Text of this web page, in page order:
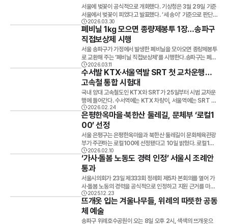
할인 적용 연령을 확대한다.기존 모두의카드가 만 34세까지
청년 혜택을 제공하는 반면 기후동행카드 플러스는 만 39세까
지 적용된다.제대군인 할인도 모두의카드의 만 39세에서 만 4
2세로 확대된다.또 서울시 공공자전거인 따릉이 할인과 서울
달, 서울대공원, 서울식물원 이용 할인 등 서울시 자체 혜택도
포함된다.환급 구조 역시 모두의카드 방식이 적용돼 일반 이용
자는 최대 20%, 청년·어르신·다자녀 가구는 최대 3050% 수
준의 환급을 받을 수 있다고 시는 설명했다. 서울시 "연 1,500
억원 절감"서울시는 새 제도가 시행되면 교통비 지원 예산 부담
구조도 바뀐다고 밝혔다.기존 기후동행카드는 할인 혜택을 서
울시가 전액 부담했지만, 기후동행카드 플러스는 정부와 서울
시가 각각 40%, 60%를 분담하는 구조가 될 것이라고 설명
했다.이에 따라 연간 1,400억1,500억원 규모의 예산 절감 효
과를 기대하고 있다.국토부 "통합 확정된 적 없다"하지만 발표
직후 국토교통부는 해명자료를 내고 "기후동행카드와 모두의
카드 통합은 확정된 사실이 아니다"라고 반박했다.국토부는 서
울시가 지난 6월 5일 기후동행카드의 모두의카드 가입을 요청
해 현재 검토 중인 단계일 뿐이라고 설명했다.특히 정부 예산이
투입되는 사업인 만큼 재정 문제와 시스템 연계 검증 등이 선행
돼야 하는데 서울시가 충분한 협의 없이 발표했다고 지적했다.
국토부는 "독단적 발표에 유감을 표한다"고 밝혔다. 반복되는
중앙정부·서울시 갈등이에 대해 서울시는 "두 제도를 모두의카
드 체계 안에서 하나로 운영한다는 의미로 통합이라는 표현을
사용한 것"이라며 "국토부 산하 대도시권광역교통위원회와 충
분히 협의해 추진할 것"이라고 해명했다.이번 갈등은 최근 GT
X-A 철근 누락 보고 논란에 이어 서울시와 국토부가 다시 정면
충돌한 사례로 기록될 전망이다.정책 자체보다도 정부와 지방
서비스’를 시작했다고 밝혔다. 모바일 앱 STAX에서도 동일하
게 이용할 수 있다. 기존에는 지방세 고지서를 이메일, 카카오
알림톡, 네이버 알림 등 외부 채널을 통해 받은 뒤 다시 납부 시
스템으로 이동해야 했다. 이번 서비스는 ETAX 또는 STAX에
로그인하면 고지서를 직접 열람하고 즉시 납부까지 진행할 수
있도록 만든 통합형 전자송달 방식이다. 특히 법인 납세자에게
실질적인 혜택이 추가됐다. 그동안 개인 납세자 중심으로 적용
되던 지방세 정기분 전자송달 세액공제가 법인까지 확대된다.
법인이 전자사서함을 통해 고지서를 받으면 고지서 1장당 80
0원의 세액공제를 받을 수 있다. 이용 방법도 간단하다. ETAX
회원가입 후 전자사서함 고지서 전자송달을 신청하면 된다. 고
지서가 도착하면 알림톡 등으로 송달 사실이 별도 안내된다. 이
번 조치는 종이 고지서 발송 비용 절감, 납세 편의 개선, 행정 효
율화라는 세 가지 효과를 동시에 노린 정책으로 평가된다. 특히
법인의 경우 다수 고지서를 처리하는 과정에서 시간과 비용을
줄일 수 있어 활용도가 높을 전망이다. 서울시는 앞으로도 디지
털 기반 세정 서비스를 확대하겠다는 방침이다. 지방세 행정도
단순 납부 시스템을 넘어 통합 알림·자동화·모바일 중심 서비스
로 빠르게 전환되는 흐름이 이어질 것으로 보인다.
서울에 벚꽃이 공식적으로 개화했다. 기상청은 3월 29일 기준
서울에서 벚꽃이 피었다고 발표했다. ‘세 송이’ 기준으로 판단되
는 개화서울 벚꽃 개화는 종로구 서울기상관측소에 있는 왕벚
나무를 기준으로 한다. 한 가지에서 세 송이 이상 꽃이 피면 공
식 개화로 인정된다.이 관측 방식은 1922년부터 이어져 온 기
준으로, 동일한 나무를 통해 매년 개화 시점을 기록하고 있다.
작년보다 6일, 평년보다 10일 앞당겨올해 서울 벚꽃은 작년 4
월 4일보다 엿새, 평년 4월 8일보다 열흘 빠르게 개화했다. 최
근 이어진 따뜻한 날씨가 영향을 준 것으로 분석된다.서울 대표
벚꽃 명소인 여의도 윤중로 역시 같은 날 개화가 확인됐다. 이곳
또한 지난해보다 닷새 빠른 흐름이다. 개화와 만개 사이, 불과
이틀벚꽃은 개화 이후 빠르게 절정에 도달한다. 관측목의 8
0% 이상에 꽃이 피는 시점을 만개로 보며, 서울의 평년 만개일
은 4월 10일이다.개화일과 만개일의 간격이 이틀 정도에 그치
는 만큼, 벚꽃을 즐길 수 있는 시기는 매우 짧다. 앞당겨진 봄,
데이터로 드러난 변화벚꽃 개화 시기는 계절 변화를 보여주는
대표 지표로 활용된다. 개화 시점이 앞당겨질수록 기온 상승 흐
름이 뚜렷하게 나타난다.올해 서울의 3월 개화는 단순한 봄 소
식이 아니라, 변화한 기후 흐름을 보여주는 신호로 해석된다.
2026.03.30
폐비닐 1㎏ 모으면 종량제봉투 1장…송파구
직접보상제 시행
서울 송파구가 가정에서 발생한 폐비닐을 모아오면 종량제봉투
로 교환해 주는 ‘폐비닐 직접보상제’를 시행한다.송파구는 폐비
닐이 고형연료(SRF) 등 에너지 자원으로 활용 가능한 재활용
자원이지만 실제 분리배출이 제대로 이뤄지지 않는 경우가 많
아 주민 참여를 유도하기 위해 이번 제도를 도입했다고 11일 밝
혔다.보상 기준은 폐비닐 1㎏당 10리터 종량제봉투 1장이다.
사업 기간은 이달부터 8월까지 약 6개월이며 일반주택이 밀집
한 지역을 중심으로 18개 동주민센터에서 운영된다. 동별 운영
요일은 다르며 구체적인 일정은 각 동주민센터를 통해 확인할
수 있다. 분리배출 대상 품목보상 대상이 되는 폐비닐은 과자나
커피 포장 비닐, 유색 비닐봉지, 비닐장갑, 페트병 라벨, 에어캡
(일명 ‘뽁뽁이’), 양파망, 보온·보냉팩 등이다.다만 마트 식품 포
장용 랩은 교환 대상에서 제외된다.송파구는 폐비닐 보상제와
함께 종이팩 재활용 교환 사업도 함께 운영하고 있다. 종이팩 2
㎏을 모아 가져오면 화장지 1개로 교환할 수 있다. 분리배출 참
여 챌린지도 진행구는 생활폐기물 감축을 위한 참여 프로그램
도 병행한다.오는 4월까지 ‘생활폐기물 다이어트 분리배출 실
천 서약 챌린지’를 진행하며 에코마일리지 홈페이지에서 참여
할 경우 500마일리지를 지급한다.송파구 관계자는 이번 보상
제가 주민들의 분리배출 참여를 높이고 생활폐기물 감축에도
도움이 될 것으로 기대하고 있다.서강석 송파구청장은 “폐비닐
직접보상제를 통해 올바른 분리배출 문화를 확산하고 생활폐기
2026.03.11
수서발 KTX·서울역발 SRT 첫 교차운행…
고속철 통합 시험대
국내 양대 고속철도인 KTX와 SRT가 25일부터 시범 교차운
행에 들어간다. 수서역에는 KTX 차량이, 서울역에는 SRT 차
량이 각각 투입되며, 부산 노선을 하루 1회 왕복 운행한다. 고속
철도 통합을 앞둔 실질적 첫 단계다.국토교통부는 24일 한국
철도공사와 에스알(SR)과 함께 교차운행을 시작한다고 밝혔
다. 기·종점과 차종 구분 없이 열차를 운행해 통합 이후의 운영
효율성과 안전성을 검증한다는 취지다. 수서∼부산 KTX, 서울
∼부산 SRT 하루 1회 왕복수서역∼부산역 구간에는 KTX가,
서울역∼부산역 구간에는 SRT가 각각 투입된다.수서발 KTX
는 부산에서 오전 10시 33분 출발해 오후 1시 8분 수서에 도
착한다. 다시 오후 1시 55분 수서를 출발해 오후 4시 14분 부
산에 도착한다.서울발 SRT는 부산에서 오전 11시 출발해 오
후 1시 47분 서울역에 도착한다. 하행은 오후 2시 19분 서울
역을 출발해 오후 4시 50분 부산에 도착한다. 955석 KTX-1
수서 투입…좌석 공급 확대이번 교차운행에서 가장 눈에 띄는
변화는 좌석 규모다. 수서역에는 955석 규모의 KTX-1이 투
입된다. 기존 수서발 SRT(410석)보다 좌석 수가 133% 많
2026.02.24
은평한옥마을·북한산 둘레길, 문체부 ‘로컬1
00’ 선정
서울 은평구는 은평한옥마을과 북한산 둘레길이 문화체육관광
부가 주관하는 로컬100에 선정됐다고 10일 밝혔다. 로컬100
은 지역 고유의 매력을 담은 문화공간과 콘텐츠 100선을 발굴
해 전국적으로 알리는 사업이다. 은평구는 이번 선정을 계기로
지역의 문화·관광 자산을 널리 알리고 관광 활성화와 지역 경제
에 활력을 더할 계획이다. 은평한옥마을은 북한산을 정면으로
마주한 입지에 자리해 사계절 내내 한옥의 고즈넉한 아름다움
과 웅장한 산세가 어우러지는 경관을 갖춘 곳으로 평가받고 있
다. 북한산 둘레길은 진관사, 은평역사한옥박물관, 삼각산 금암
미술관 등 인근 문화자원과 연결돼 자연 속에서 휴식과 치유를
경험할 수 있는 웰니스 관광 공간으로 주목받고 있다. 김미경 은
2026.02.10
‘가사·돌봄 노동도 경력 인정’ 서울시 조례안
통과
서울시의회가 23일 제333회 정례회 제5차 본회의를 열어 가
사·돌봄 노동의 경력을 공식적으로 인정하고 지원 근거를 마련
하는 내용의 조례안을 의결했다.이날 통과된 ‘서울시 경력보유
시민의 가사·돌봄노동 인정 및 권익증진에 관한 조례안’은 가사·
돌봄 노동 경험을 보유했으나 경제활동을 중단했거나 한 적이
없는 시민 가운데 취업 또는 창업을 희망하는 사람을 ‘경력보유
2025.12.23
뜨개옷 입는 겨울나무들, 위례의 따뜻한 공동
체 예술
송파구 위례호수공원이 오는 8일 오후 2시, 색색의 뜨개옷으